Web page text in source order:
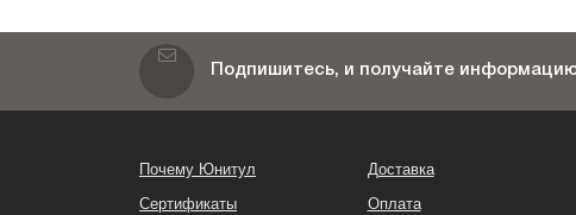
Подпишитесь, и получайте
Почему Юнитул
Сертификаты
Доставка
Оплата